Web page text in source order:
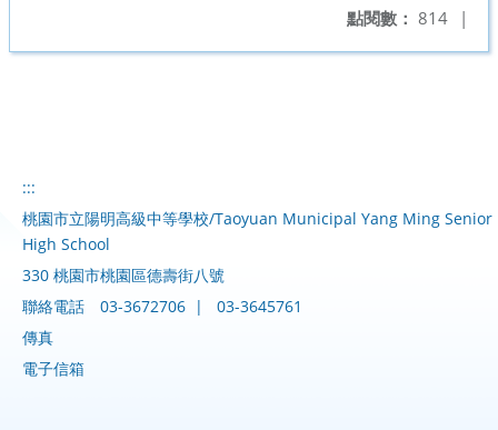
點閱數： 814 |
:::
桃園市立陽明高級中等學校/Taoyuan Municipal Yang Ming Senior
High School
330 桃園市桃園區德壽街八號
聯絡電話
03-3672706 |
03-3645761
傳真
電子信箱